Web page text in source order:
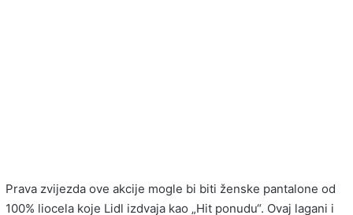
Prava zvijezda ove akcije mogle bi biti ženske pantalone od
100% liocela koje Lidl izdvaja kao „Hit ponudu“. Ovaj lagani i